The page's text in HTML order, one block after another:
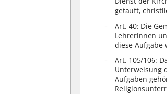
getauft,
Art. 40: Die
Lehrerinnen
diese Aufgabe
Art. 105/106:
Unterweisung
Aufgaben